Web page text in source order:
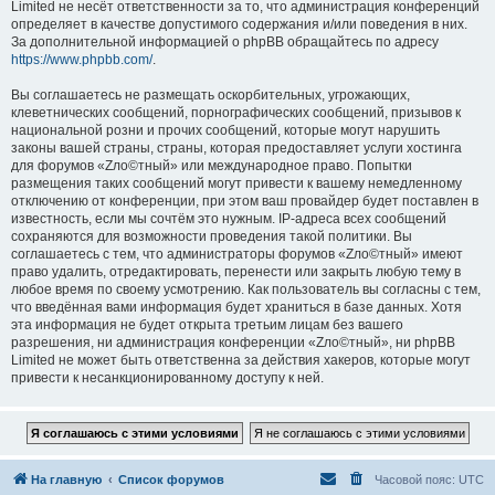
Limited не несёт ответственности за то, что администрация конференций
определяет в качестве допустимого содержания и/или поведения в них.
За дополнительной информацией о phpBB обращайтесь по адресу
https://www.phpbb.com/.
Вы соглашаетесь не размещать оскорбительных, угрожающих,
клеветнических сообщений, порнографических сообщений, призывов к
национальной розни и прочих сообщений, которые могут нарушить
законы вашей страны, страны, которая предоставляет услуги хостинга
для форумов «Zло©тный» или международное право. Попытки
размещения таких сообщений могут привести к вашему немедленному
отключению от конференции, при этом ваш провайдер будет поставлен в
известность, если мы сочтём это нужным. IP-адреса всех сообщений
сохраняются для возможности проведения такой политики. Вы
соглашаетесь с тем, что администраторы форумов «Zло©тный» имеют
право удалить, отредактировать, перенести или закрыть любую тему в
любое время по своему усмотрению. Как пользователь вы согласны с тем,
что введённая вами информация будет храниться в базе данных. Хотя
эта информация не будет открыта третьим лицам без вашего
разрешения, ни администрация конференции «Zло©тный», ни phpBB
Limited не может быть ответственна за действия хакеров, которые могут
привести к несанкционированному доступу к ней.
На главную Список форумов Часовой пояс: UTC